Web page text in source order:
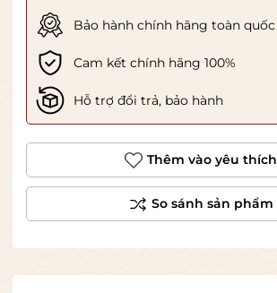
Bảo hành chính hãng toàn quốc
Cam kết chính hãng 100%
Hỗ trợ đổi trả, bảo hành
Thêm vào yêu thích